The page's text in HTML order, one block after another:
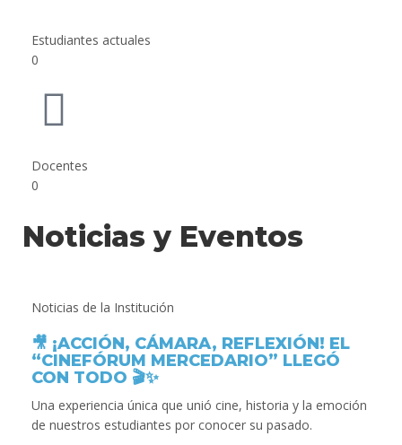
Estudiantes actuales
0
Docentes
0
Noticias y Eventos
Noticias de la Institución
🎥 ¡ACCIÓN, CÁMARA, REFLEXIÓN! EL
“CINEFÓRUM MERCEDARIO” LLEGÓ
CON TODO 🎬✨
Una experiencia única que unió cine, historia y la emoción
de nuestros estudiantes por conocer su pasado.